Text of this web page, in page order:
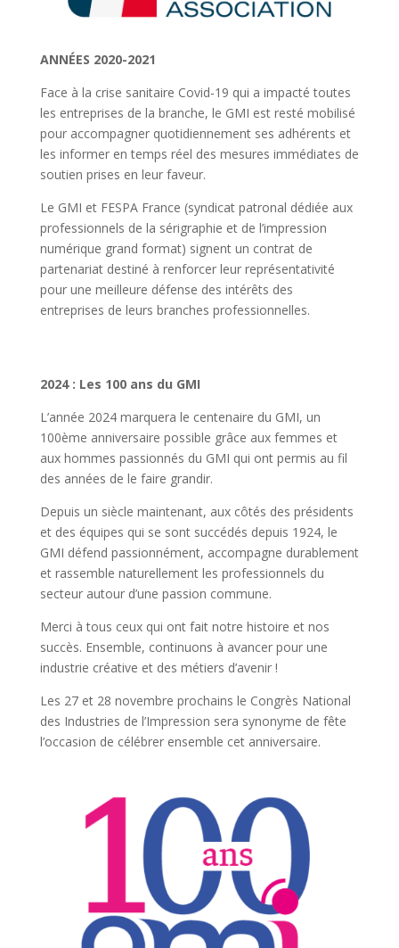
ANNÉES 2020-2021
Face à la crise sanitaire Covid-19 qui a impacté toutes
les entreprises de la branche, le GMI est resté mobilisé
pour accompagner quotidiennement ses adhérents et
les informer en temps réel des mesures immédiates de
soutien prises en leur faveur.
Le GMI et FESPA France (syndicat patronal dédiée aux
professionnels de la sérigraphie et de l’impression
numérique grand format) signent un contrat de
partenariat destiné à renforcer leur représentativité
pour une meilleure défense des intérêts des
entreprises de leurs branches professionnelles.
2024 : Les 100 ans du GMI
L’année 2024 marquera le centenaire du GMI, un
100ème anniversaire possible grâce aux femmes et
aux hommes passionnés du GMI qui ont permis au fil
des années de le faire grandir.
Depuis un siècle maintenant, aux côtés des présidents
et des équipes qui se sont succédés depuis 1924, le
GMI défend passionnément, accompagne durablement
et rassemble naturellement les professionnels du
secteur autour d’une passion commune.
Merci à tous ceux qui ont fait notre histoire et nos
succès. Ensemble, continuons à avancer pour une
industrie créative et des métiers d’avenir !
Les 27 et 28 novembre prochains le Congrès National
des Industries de l’Impression sera synonyme de fête
l’occasion de célébrer ensemble cet anniversaire.